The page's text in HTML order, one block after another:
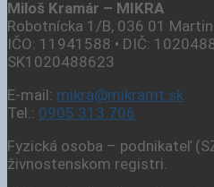
Miloš Kramár – MIKRA
Robotnícka 1/B, 036 01 Martin
IČO: 11941588 • DIČ:
SK1020488623
E-mail: mikra@mikramt.sk
Tel.: 0905 313 706
Fyzická osoba – podnikateľ
živnostenskom registri.